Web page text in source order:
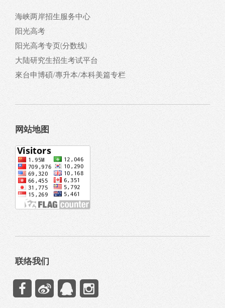
海峡两岸招生服务中心
阳光高考
阳光高考专页(分数线)
大陆研究生招生考试平台
來台申博碩/專升本/本科美篇专栏
网站地图
联络我们